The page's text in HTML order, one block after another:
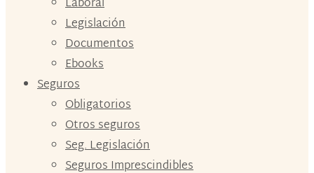
Legislación
Documentos
Ebooks
Seguros
Obligatorios
Otros seguros
Seg. Legislación
Seguros Imprescindibles